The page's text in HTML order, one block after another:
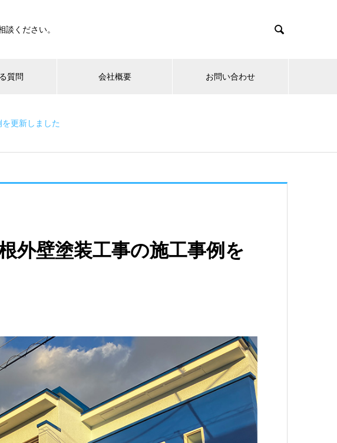
ください。 
質問 会社概要 お問い合わせ
更新しました
外壁塗装工事の施工事例を